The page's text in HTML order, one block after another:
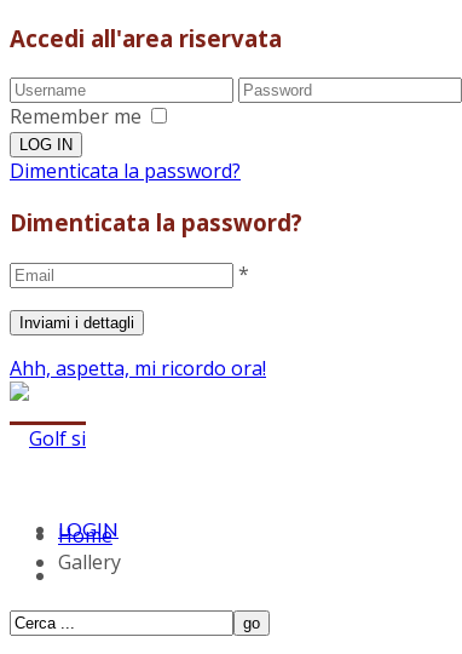
Accedi all'area riservata
Remember me
Dimenticata la password?
Dimenticata la password?
*
Ahh, aspetta, mi ricordo ora!
LOGIN
Home
Gallery